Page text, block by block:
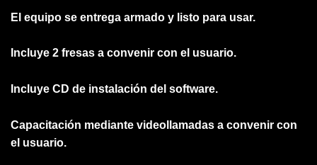
El equipo se entrega armado y listo para usar.
Incluye 2 fresas a convenir con el usuario.
Incluye CD de instalación del software.
Capacitación mediante videollamadas a convenir con
el usuario.